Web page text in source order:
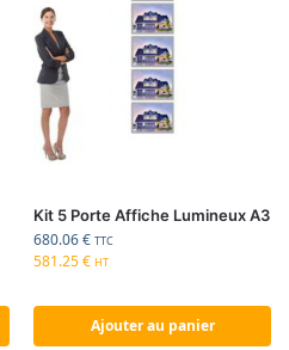
Kit 5 Porte Affiche Lumineux A3
680.06€ TTC
581.25€ HT
Ajouter au panier